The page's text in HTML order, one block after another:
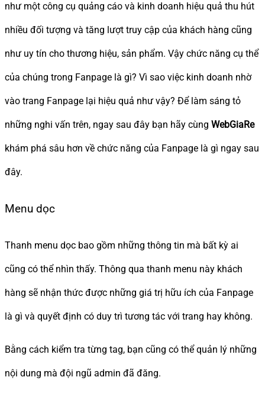
như một công cụ quảng cáo và kinh doanh hiệu quả thu hút
nhiều đối tượng và tăng lượt truy cập của khách hàng cũng
như uy tín cho thương hiệu, sản phẩm. Vậy chức năng cụ thể
của chúng trong Fanpage là gì? Vì sao việc kinh doanh nhờ
vào trang Fanpage lại hiệu quả như vậy? Để làm sáng tỏ
những nghi vấn trên, ngay sau đây bạn hãy cùng WebGiaRe
khám phá sâu hơn về chức năng của Fanpage là gì ngay sau
đây.
Menu dọc
Thanh menu dọc bao gồm những thông tin mà bất kỳ ai
cũng có thể nhìn thấy. Thông qua thanh menu này khách
hàng sẽ nhận thức được những giá trị hữu ích của Fanpage
là gì và quyết định có duy trì tương tác với trang hay không.
Bằng cách kiểm tra từng tag, bạn cũng có thể quản lý những
nội dung mà đội ngũ admin đã đăng.